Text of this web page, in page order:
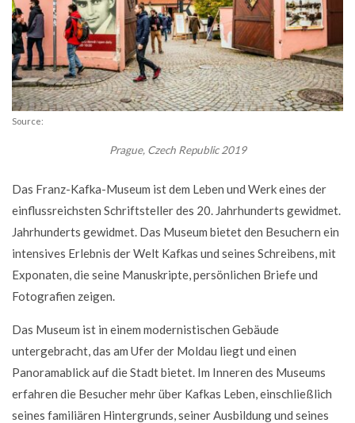
Source:
Prague, Czech Republic 2019
Das Franz-Kafka-Museum ist dem Leben und Werk eines der
einflussreichsten Schriftsteller des 20. Jahrhunderts gewidmet.
Jahrhunderts gewidmet. Das Museum bietet den Besuchern ein
intensives Erlebnis der Welt Kafkas und seines Schreibens, mit
Exponaten, die seine Manuskripte, persönlichen Briefe und
Fotografien zeigen.
Das Museum ist in einem modernistischen Gebäude
untergebracht, das am Ufer der Moldau liegt und einen
Panoramablick auf die Stadt bietet. Im Inneren des Museums
erfahren die Besucher mehr über Kafkas Leben, einschließlich
seines familiären Hintergrunds, seiner Ausbildung und seines